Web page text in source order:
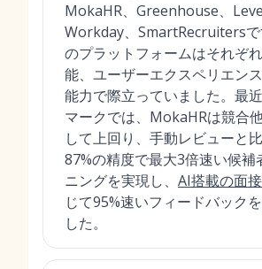
MokaHR、Greenhouse、
Workday、SmartRecruitersで
のプラットフォームはそれぞ
能、ユーザーエクスペリエン
能力で際立っていました。最
マークでは、MokaHRは競合
して上回り、手動レビューと
87%の精度で最大3倍速い候補
ニングを実現し、 AI搭載の面
じて95%速いフィードバック
した。